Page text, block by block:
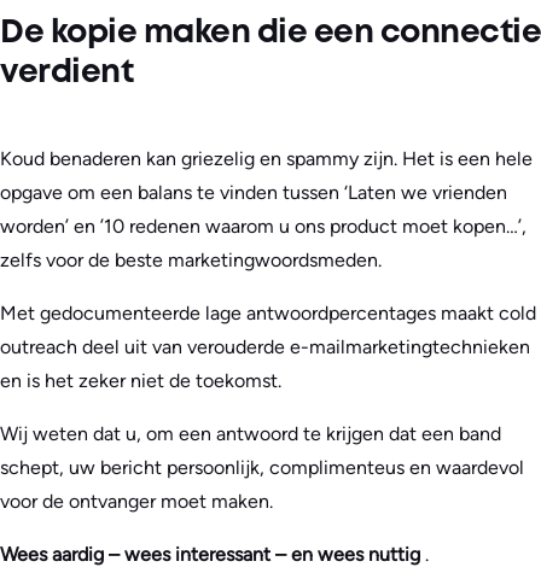
De kopie maken die een connectie
verdient
Koud benaderen kan griezelig en spammy zijn. Het is een hele
opgave om een balans te vinden tussen ‘Laten we vrienden
worden’ en ’10 redenen waarom u ons product moet kopen…’,
zelfs voor de beste marketingwoordsmeden.
Met gedocumenteerde lage antwoordpercentages maakt cold
outreach deel uit van verouderde e-mailmarketingtechnieken
en is het zeker niet de toekomst.
Wij weten dat u, om een antwoord te krijgen dat een band
schept, uw bericht persoonlijk, complimenteus en waardevol
voor de ontvanger moet maken.
Wees aardig – wees interessant – en wees nuttig .